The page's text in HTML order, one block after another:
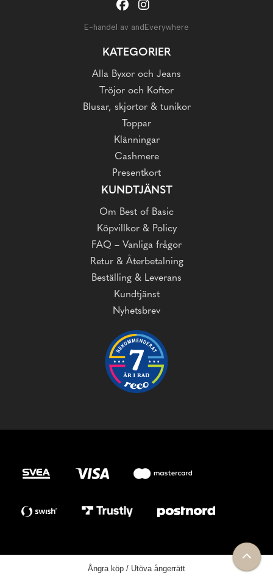
E-handel av andEverywhere
KATEGORIER
Alla Byxor och Jeans
Tröjor och Koftor
Blusar, skjortor & tunikor
Toppar
Klänningar
Cashmere
Presentkort
KUNDTJÄNST
Om Best of Basic
Köpvillkor & Policy
FAQ – Vanliga frågor
Retur & Återbetalning
Beställing & Leverans
Kundtjänst
Nyhetsbrev
Ångra köp / Utöva ångerrätt